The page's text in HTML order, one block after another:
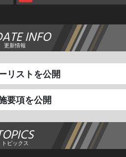
INFO
更新情報
リストを公開
要項を公開
トピックス